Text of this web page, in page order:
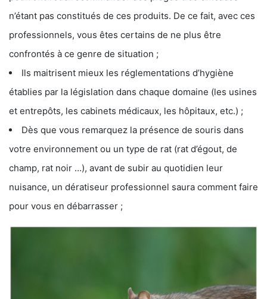
n’étant pas constitués de ces produits. De ce fait, avec ces
professionnels, vous êtes certains de ne plus être
confrontés à ce genre de situation ;
Ils maitrisent mieux les réglementations d’hygiène
établies par la législation dans chaque domaine (les usines
et entrepôts, les cabinets médicaux, les hôpitaux, etc.) ;
Dès que vous remarquez la présence de souris dans
votre environnement ou un type de rat (rat d’égout, de
champ, rat noir …), avant de subir au quotidien leur
nuisance, un dératiseur professionnel saura comment faire
pour vous en débarrasser ;